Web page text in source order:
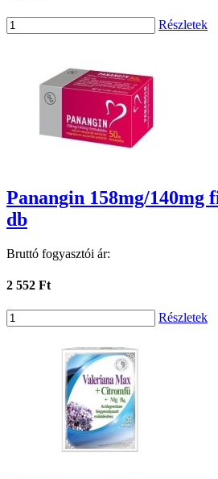
Részletek
Panangin 158mg/140mg
db
Bruttó fogyasztói ár:
2 552 Ft
Részletek